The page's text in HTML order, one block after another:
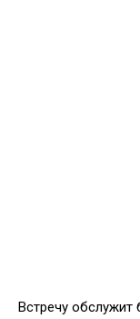
Встречу обслужит